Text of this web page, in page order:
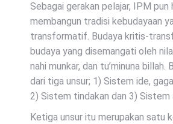
Sebagai gerakan pelajar, IPM pun
membangun tradisi kebudayaan
transformatif. Budaya kritis-
budaya yang disemangati oleh
nahi munkar, dan tu’minuna
dari tiga unsur; 1) Sistem ide,
2) Sistem tindakan dan 3)
Ketiga unsur itu merupakan satu